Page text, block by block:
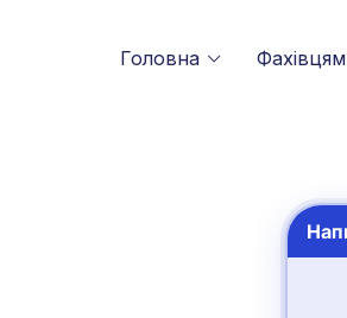
Головна Фахівцям